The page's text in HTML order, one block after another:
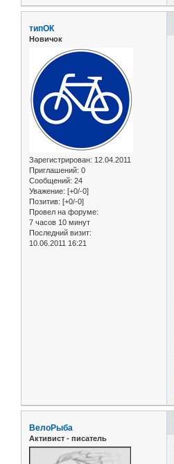
типОК
Новичок
Зарегистрирован: 12.04.2011
Приглашений: 0
Сообщений: 24
Уважение: [+0/-0]
Позитив: [+0/-0]
Провел на форуме:
7 часов 10 минут
Последний визит:
10.06.2011 16:21
ВелоРыба
Активист - писатель